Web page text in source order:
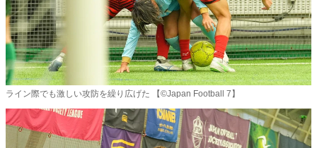
ライン際でも激しい攻防を繰り広げた 【©️Japan Football 7】